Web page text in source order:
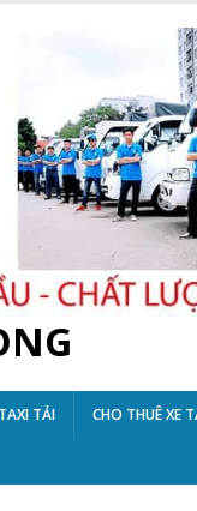
TẢI CHO THUÊ XE